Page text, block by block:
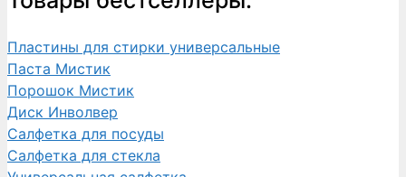
Пластины для стирки универсальные
Паста Мистик
Порошок Мистик
Диск Инволвер
Салфетка для посуды
Салфетка для стекла